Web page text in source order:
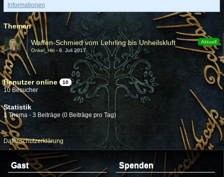
Informationen
Themen
Aktuell
Waffen-Schmied vom Lehrling bis Unheilskluft
Onkel_Hiti 9. Juli 2017
Benutzer online 10
10 Besucher
Statistik
1 Thema - 3 Beiträge (0 Beiträge pro Tag)
Datenschutzerklärung
Gast Spenden